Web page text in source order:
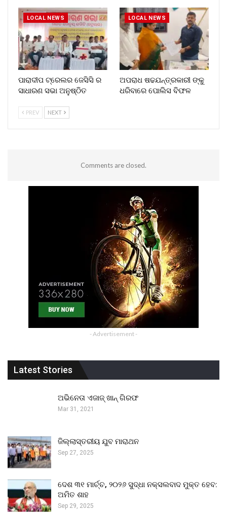
LOCAL NEWS
ପାରାଦୀପ ଟ୍ରେଲର ଜେସିସି ର
ସାଧାରଣ ସଭା ଅନୁଷ୍ଠିତ
LOCAL NEWS
ଅପରାଧ ଷଢଯନ୍ତ୍ରକାରୀ ଙ୍କୁ
ଧରିବାରେ ପୋଲିସ ବିଫଳ
PREV NEXT
Comments are closed.
- Advertisement -
Latest Stories
ଅଭିନେତା ଏଜାଜ୍ ଖାନ୍ ଗିରଫ
Mar 31, 2021
ଜିଲ୍ଲାସ୍ତରୀୟ ଯୁବ ମାରାଥନ
Sep 27, 2025
ଦେଶ ୩୧ ମାର୍ଚ୍ଚ, ୨୦୨୬ ସୁଦ୍ଧା ନକ୍ସଲବାଦ ମୁକ୍ତ ହେବ:
ଅମିତ ଶାହ
Sep 29, 2025